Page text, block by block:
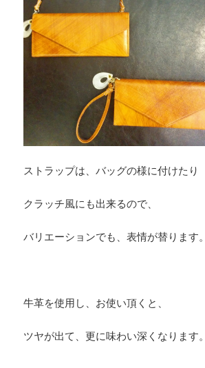
ストラップは、バッグの様に付けたり
クラッチ風にも出来るので、
バリエーションでも、表情が替ります。
牛革を使用し、お使い頂くと、
ツヤが出て、更に味わい深くなります。